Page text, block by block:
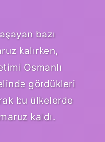
bazı
kalırken,
Osmanlı
gördükleri
bu ülkelerde
kaldı.